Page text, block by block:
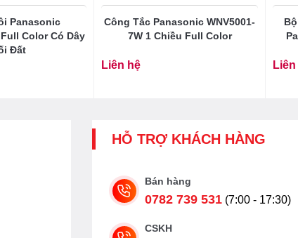
Panasonic
Full Color Có Dây
Đất
Công Tắc Panasonic WNV5001-
7W 1 Chiều Full Color
Liên hệ
HỖ TRỢ KHÁCH HÀNG
Bán hàng
0782 739 531 (7:00 - 17:30)
CSKH